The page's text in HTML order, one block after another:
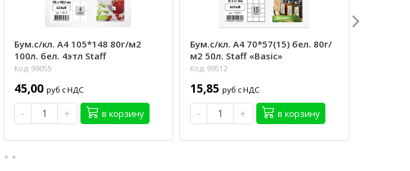
Бум.с/кл. А4 105*148 80г/м2
100л. бел. 4этл Staff
Код: 99055
45,00 руб с НДС
- + в корзину
Бум.с/кл. А4 70*57(15) бел. 80г/
м2 50л. Staff «Basic»
Код: 99512
15,85 руб с НДС
- + в корзину